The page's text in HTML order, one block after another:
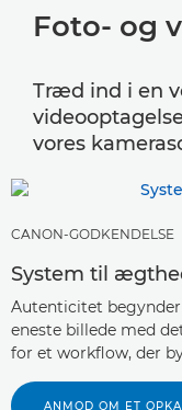
Foto- og
Træd ind i en
vores
CANON-GODKENDELSE
System til
Autenticitet
eneste billede med
for et workflow, der
ANMOD OM ET